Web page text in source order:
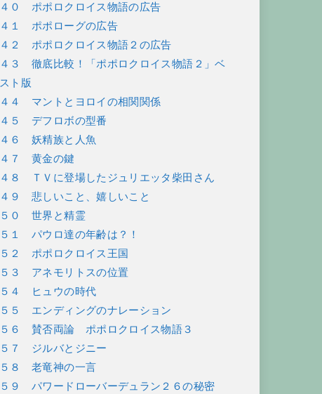
４０ ポポロクロイス物語の広告
４１ ポポローグの広告
４２ ポポロクロイス物語２の広告
４３ 徹底比較！「ポポロクロイス物語２」ベ
スト版
４４ マントとヨロイの相関関係
４５ デフロボの型番
４６ 妖精族と人魚
４７ 黄金の鍵
４８ ＴＶに登場したジュリエッタ柴田さん
４９ 悲しいこと、嬉しいこと
５０ 世界と精霊
５１ パウロ達の年齢は？！
５２ ポポロクロイス王国
５３ アネモリトスの位置
５４ ヒュウの時代
５５ エンディングのナレーション
５６ 賛否両論 ポポロクロイス物語３
５７ ジルバとジニー
５８ 老竜神の一言
５９ パワードローバーデュラン２６の秘密